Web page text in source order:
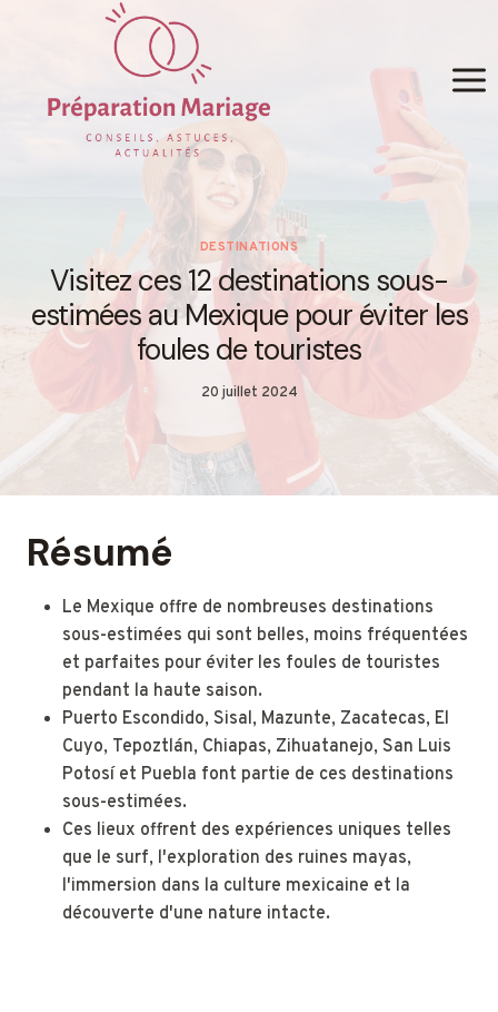
DESTINATIONS
Visitez ces 12 destinations sous-
estimées au Mexique pour éviter les
foules de touristes
20 juillet 2024
Résumé
Le Mexique offre de nombreuses destinations
sous-estimées qui sont belles, moins fréquentées
et parfaites pour éviter les foules de touristes
pendant la haute saison.
Puerto Escondido, Sisal, Mazunte, Zacatecas, El
Cuyo, Tepoztlán, Chiapas, Zihuatanejo, San Luis
Potosí et Puebla font partie de ces destinations
sous-estimées.
Ces lieux offrent des expériences uniques telles
que le surf, l'exploration des ruines mayas,
l'immersion dans la culture mexicaine et la
découverte d'une nature intacte.